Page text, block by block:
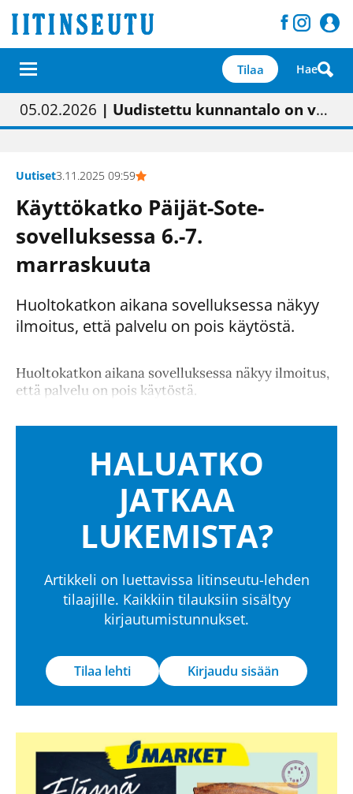
Tilaa Hae
01.02.2026 | Painon vaihtumisen pitäisi näkyä hieman parempana painojäljen laatuna lehdessä
05.02.2026 | Uudistettu kunnantalo on valoisa
23.04.2026 | “Olemme käynnistämässä uudelleen keskustavisiotyön”
09.05.2026| "Maalla on totuttu elämään omavaraisemmin kuin kaupungissa"
Uutiset3.11.2025 09:59
Käyttökatko Päijät-Sote-
sovelluksessa 6.-7.
marraskuuta
Huoltokatkon aikana sovelluksessa näkyy
ilmoitus, että palvelu on pois käytöstä.
Huoltokatkon aikana sovelluksessa näkyy ilmoitus,
että palvelu on pois käytöstä.
HALUATKO
JATKAA
LUKEMISTA?
Artikkeli on luettavissa Iitinseutu-lehden
tilaajille. Kaikkiin tilauksiin sisältyy
kirjautumistunnukset.
Tilaa lehti Kirjaudu sisään